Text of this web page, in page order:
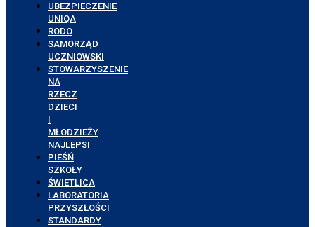
UBEZPIECZENIE
UNIQA
RODO
SAMORZĄD
UCZNIOWSKI
STOWARZYSZENIE
NA
RZECZ
DZIECI
I
MŁODZIEŻY
NAJLEPSI
PIEŚŃ
SZKOŁY
ŚWIETLICA
LABORATORIA
PRZYSZŁOŚCI
STANDARDY